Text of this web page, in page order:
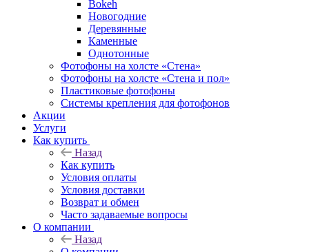
Bokeh
Новогодние
Деревянные
Каменные
Однотонные
Фотофоны на холсте «Стена»
Фотофоны на холсте «Стена и пол»
Пластиковые фотофоны
Системы крепления для фотофонов
Акции
Услуги
Как купить
Назад
Как купить
Условия оплаты
Условия доставки
Возврат и обмен
Часто задаваемые вопросы
О компании
Назад